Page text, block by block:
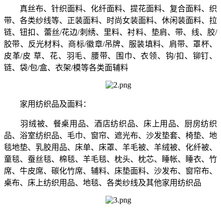
真丝布、针织面料、化纤面料、提花面料、复合面料、织
带、各类纱线等、正装面料、时尚女装面料、休闲装面料、拉
链、钮扣、蕾丝/花边/刺绣、里料、衬料、垫肩、带、线、胶/
胶带、反光材料、商标/徽章/吊牌、服装填料、肩带、罩杯、
皮革/皮 草、花、羽毛、腰带、围巾、衣领、钩/扣、铆钉、
链、袋/包/盒、衣架/模等各类面辅料
家用纺织品及面料：
羽绒被、餐桌用品、酒店纺织品、床上用品、厨房纺织
品、浴室纺织品、毛巾、窗帘、遮光布、沙发垫套、椅垫、地
毯地垫、乳胶用品、床单、床罩、羊毛被、羊绒被、化纤被、
童毯、蚕丝毯、棉毯、羊毛毯、枕头、枕芯、睡帐、睡衣、竹
席、牛皮席、碳化竹席、辅料、床垫面料、沙发布、窗帘布、
桌布、床上纺织用品、地毯、各类纱线及其他家用纺织品